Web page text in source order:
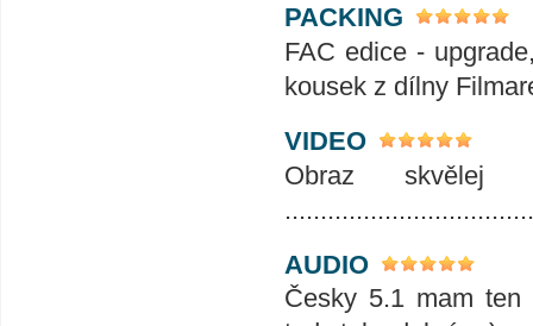
PACKING
FAC edice -
kousek z dílny
VIDEO
Obraz
AUDIO
Česky 5.1 mam ten